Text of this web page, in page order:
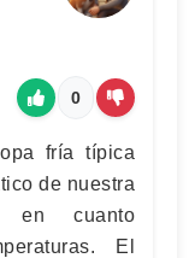
0
fría típica
de nuestra
en cuanto
El